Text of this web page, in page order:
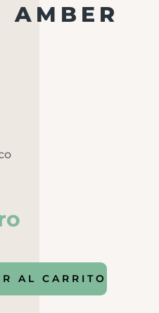
AMBER
AL CARRITO